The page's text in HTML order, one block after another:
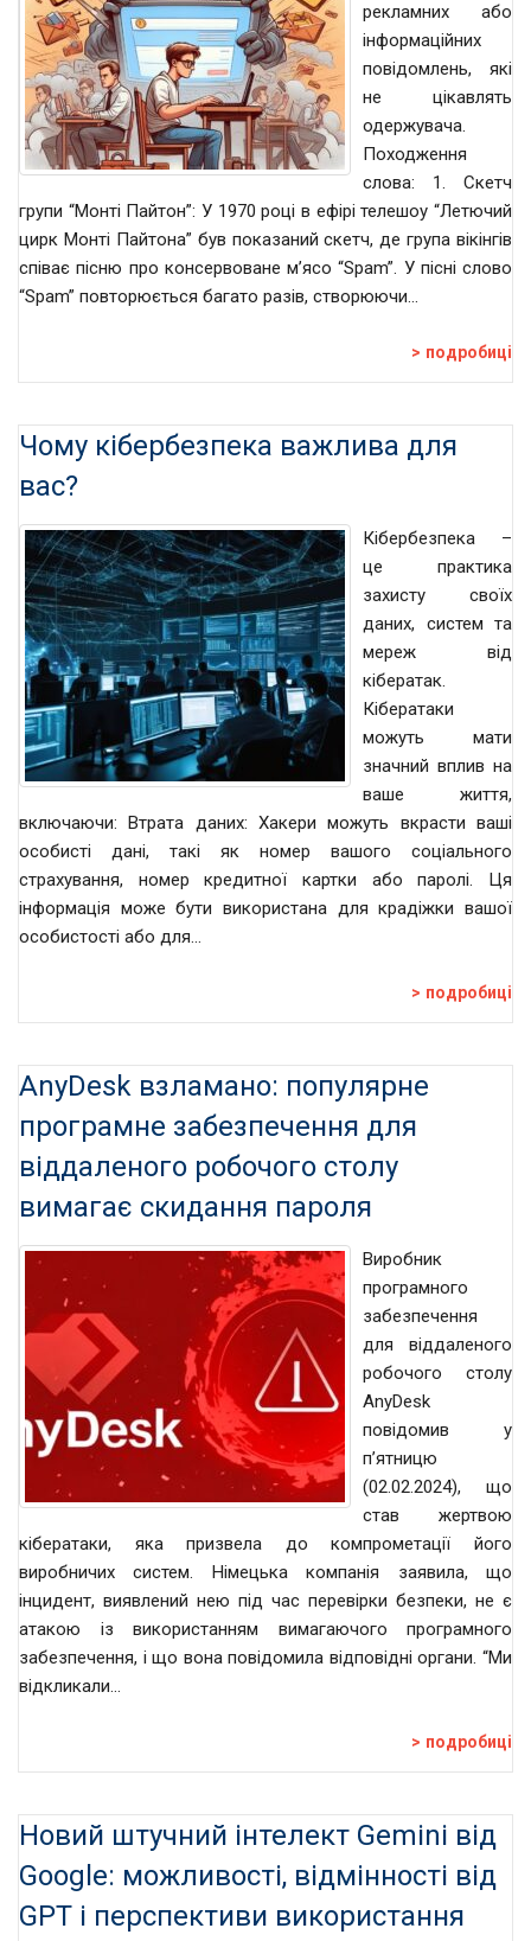
рекламних або
інформаційних
повідомлень, які
не цікавлять
одержувача.
Походження
слова: 1. Скетч
групи “Монті Пайтон”: У 1970 році в ефірі телешоу “Летючий
цирк Монті Пайтона” був показаний скетч, де група вікінгів
співає пісню про консервоване м’ясо “Spam”. У пісні слово
“Spam” повторюється багато разів, створюючи…
подробиці
Чому кібербезпека важлива для
вас?
Кібербезпека –
це практика
захисту своїх
даних, систем та
мереж від
кібератак.
Кібератаки
можуть мати
значний вплив на
ваше життя,
включаючи: Втрата даних: Хакери можуть вкрасти ваші
особисті дані, такі як номер вашого соціального
страхування, номер кредитної картки або паролі. Ця
інформація може бути використана для крадіжки вашої
особистості або для…
подробиці
AnyDesk взламано: популярне
програмне забезпечення для
віддаленого робочого столу
вимагає скидання пароля
Виробник
програмного
забезпечення
для віддаленого
робочого столу
AnyDesk
повідомив у
п’ятницю
(02.02.2024), що
став жертвою
кібератаки, яка призвела до компрометації його
виробничих систем. Німецька компанія заявила, що
інцидент, виявлений нею під час перевірки безпеки, не є
атакою із використанням вимагаючого програмного
забезпечення, і що вона повідомила відповідні органи. “Ми
відкликали…
подробиці
Новий штучний інтелект Gemini від
Google: можливості, відмінності від
GPT і перспективи використання